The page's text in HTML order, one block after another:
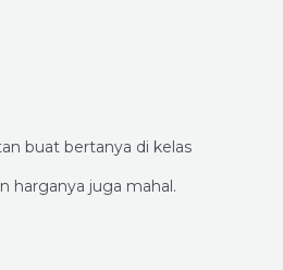
buat bertanya di kelas
harganya juga mahal.